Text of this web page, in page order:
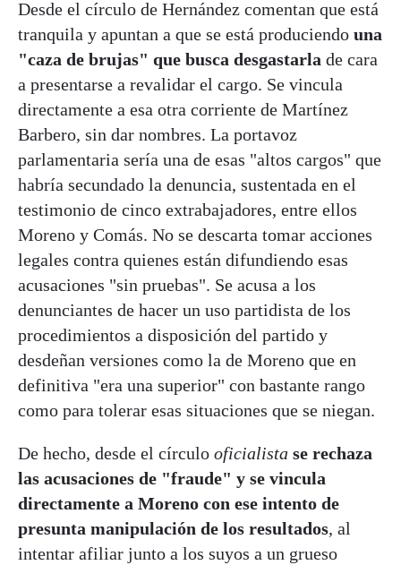
Desde el círculo de Hernández comentan que está
tranquila y apuntan a que se está produciendo una
"caza de brujas" que busca desgastarla de cara
a presentarse a revalidar el cargo. Se vincula
directamente a esa otra corriente de Martínez
Barbero, sin dar nombres. La portavoz
parlamentaria sería una de esas "altos cargos" que
habría secundado la denuncia, sustentada en el
testimonio de cinco extrabajadores, entre ellos
Moreno y Comás. No se descarta tomar acciones
legales contra quienes están difundiendo esas
acusaciones "sin pruebas". Se acusa a los
denunciantes de hacer un uso partidista de los
procedimientos a disposición del partido y
desdeñan versiones como la de Moreno que en
definitiva "era una superior" con bastante rango
como para tolerar esas situaciones que se niegan.
De hecho, desde el círculo oficialista se rechaza
las acusaciones de "fraude" y se vincula
directamente a Moreno con ese intento de
presunta manipulación de los resultados, al
intentar afiliar junto a los suyos a un grueso